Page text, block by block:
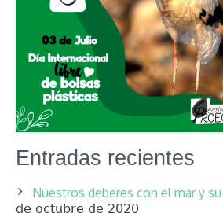
Entradas recientes
Nuestros deberes con el mar y
de octubre de 2020